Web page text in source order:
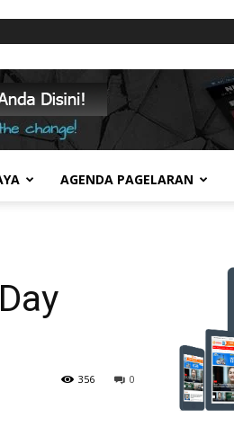
AGENDA PAGELARAN
0
356